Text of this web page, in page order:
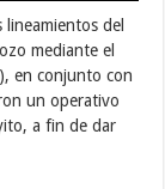
lineamientos del
mediante el
en conjunto con
un operativo
a fin de dar